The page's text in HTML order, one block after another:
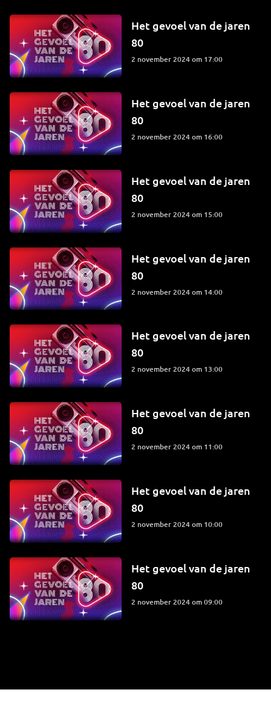
Het gevoel van de jaren
80
2 november 2024 om 17:00
Het gevoel van de jaren
80
2 november 2024 om 16:00
Het gevoel van de jaren
80
2 november 2024 om 15:00
Het gevoel van de jaren
80
2 november 2024 om 14:00
Het gevoel van de jaren
80
2 november 2024 om 13:00
Het gevoel van de jaren
80
2 november 2024 om 11:00
Het gevoel van de jaren
80
2 november 2024 om 10:00
Het gevoel van de jaren
80
2 november 2024 om 09:00